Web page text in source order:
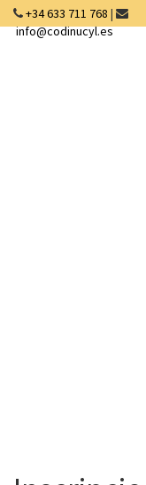
+34 633 711 768 |
info@codinucyl.es